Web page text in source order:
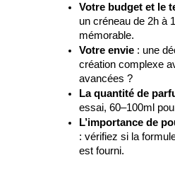
Votre budget et le
un créneau de 2h à
mémorable.
Votre envie : une
création complexe
avancées ?
La quantité de
essai, 60–100ml
L’importance de
: vérifiez si la
est fourni.